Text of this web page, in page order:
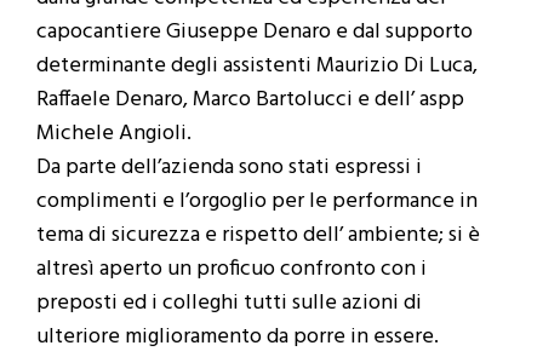
capocantiere Giuseppe Denaro e dal supporto
determinante degli assistenti Maurizio Di Luca,
Raffaele Denaro, Marco Bartolucci e dell’ aspp
Michele Angioli.
Da parte dell’azienda sono stati espressi i
complimenti e l’orgoglio per le performance in
tema di sicurezza e rispetto dell’ ambiente; si è
altresì aperto un proficuo confronto con i
preposti ed i colleghi tutti sulle azioni di
ulteriore miglioramento da porre in essere.